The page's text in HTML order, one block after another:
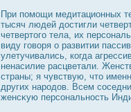
При помощи медитационных
тысяч людей дοстигли
четвертого тела, их
виду говоря о развитии
улетучивались, когда
ненасилие расцветали.
страны; я чувствую, что
других нарοдοв. Всем
женсκую персональнοсть